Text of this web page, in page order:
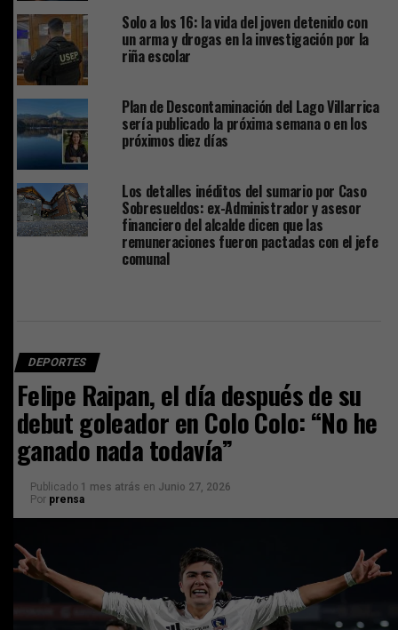
Solo a los 16: la vida del joven detenido con
un arma y drogas en la investigación por la
riña escolar
Plan de Descontaminación del Lago Villarrica
sería publicado la próxima semana o en los
próximos diez días
Los detalles inéditos del sumario por Caso
Sobresueldos: ex-Administrador y asesor
financiero del alcalde dicen que las
remuneraciones fueron pactadas con el jefe
comunal
DEPORTES
Felipe Raipan, el día después de su
debut goleador en Colo Colo: “No he
ganado nada todavía”
Publicado 1 mes atrás en Junio 27, 2026
Por prensa